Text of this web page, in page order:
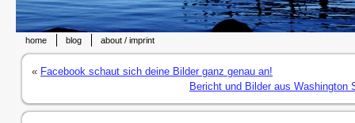
home blog about / imprint
« Facebook schaut sich deine Bilder ganz genau an!
Bericht und Bilder aus Washington